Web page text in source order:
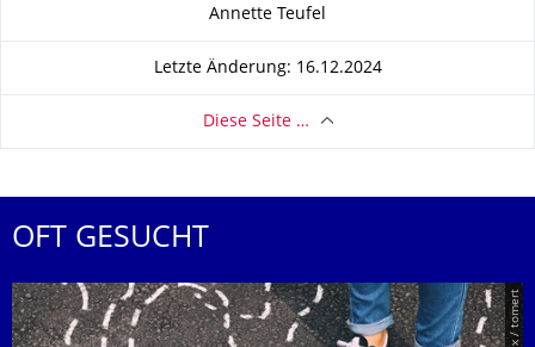
Annette Teufel
Letzte Änderung: 16.12.2024
Diese Seite …
OFT GESUCHT